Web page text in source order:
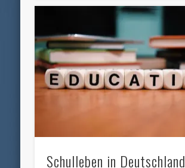
Schulleben in Deutschland